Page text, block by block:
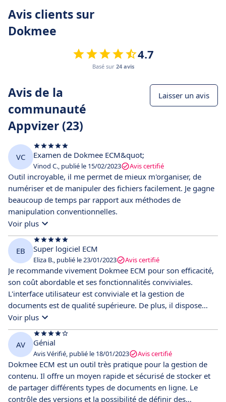
Avis clients sur
Dokmee
4.7
Basé sur 24 avis
Avis de la
communauté
Appvizer (23)
Laisser un avis
VC Examen de Dokmee ECM&quot;
Vinod C., publié le 15/02/2023 Avis certifié
Outil incroyable, il me permet de mieux m'organiser, de
numériser et de manipuler des fichiers facilement. Je gagne
beaucoup de temps par rapport aux méthodes de
manipulation conventionnelles.
Voir plus
EB Super logiciel ECM
Eliza B., publié le 23/01/2023 Avis certifié
Je recommande vivement Dokmee ECM pour son efficacité,
son coût abordable et ses fonctionnalités conviviales.
L'interface utilisateur est conviviale et la gestion de
documents est de qualité supérieure. De plus, il dispose
d'une visionneuse intégrée avec annotations et signatures,
ce qui facilite l'utilisation de ce logiciel pour la gestion de
documents. Bien que les fonctionnalités d'automatisation
pourraient être améliorées, Dokmee ECM est un excellent
produit dans l'ensemble. J'ai choisi Dokmee ECM pour sa
compatibilité avec n'importe quel fournisseur de cloud privé
et pour son interface facile à utiliser. Ces caractéristiques
distinguent Dokmee des alternatives sur le marché de la
Voir plus
AV Génial
Avis Vérifié, publié le 18/01/2023 Avis certifié
Dokmee ECM est un outil très pratique pour la gestion de
contenu. Il offre un moyen rapide et sécurisé de stocker et
de partager différents types de documents en ligne. Le
contrôle des versions et la possibilité de définir des